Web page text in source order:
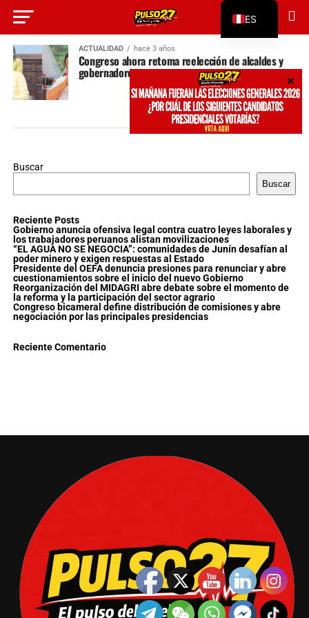
ACTUALIDAD hace 3 años
Congreso ahora retoma reelección de alcaldes y
gobernadores
Buscar
Buscar
Reciente Posts
Gobierno anuncia ofensiva legal contra cuatro leyes laborales y
los trabajadores peruanos alistan movilizaciones
“EL AGUA NO SE NEGOCIA”: comunidades de Junín desafían al
poder minero y exigen respuestas al Estado
Presidente del OEFA denuncia presiones para renunciar y abre
cuestionamientos sobre el inicio del nuevo Gobierno
Reorganización del MIDAGRI abre debate sobre el momento de
la reforma y la participación del sector agrario
Congreso bicameral define distribución de comisiones y abre
negociación por las principales presidencias
Reciente Comentario
ES
EN